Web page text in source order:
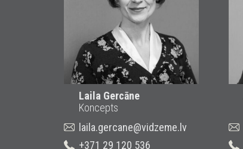
Laila Gercāne
Koncepts
laila.gercane@vidzeme.lv
+371 29 120 536